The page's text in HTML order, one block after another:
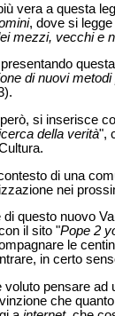
vera a questa
, dove si
mezzi, vecchi e
presentando
di nuovi
si inserisce
della verità",
di una
nei
di questo nuovo
il sito "Pope 2
le
in certo
voluto pensare
che